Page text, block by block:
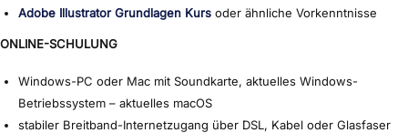
Adobe Illustrator Grundlagen Kurs oder ähnliche Vorkenntnisse
ONLINE-SCHULUNG
Windows-PC oder Mac mit Soundkarte, aktuelles Windows-
Betriebssystem – aktuelles macOS
stabiler Breitband-Internetzugang über DSL, Kabel oder Glasfaser